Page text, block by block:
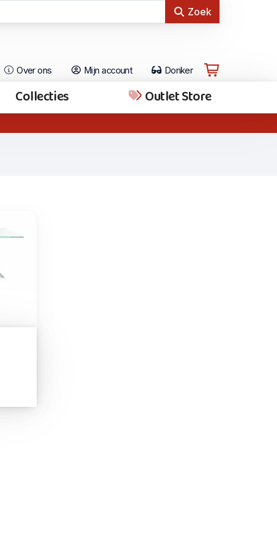
Zoek
Over ons Mijn account Donker
Collecties Outlet Store